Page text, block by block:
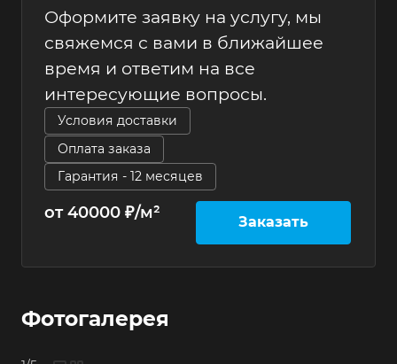
Оформите заявку на услугу, мы
свяжемся с вами в ближайшее
время и ответим на все
интересующие вопросы.
Условия доставки
Оплата заказа
Гарантия - 12 месяцев
от 40000 ₽/м² Заказать
Фотогалерея